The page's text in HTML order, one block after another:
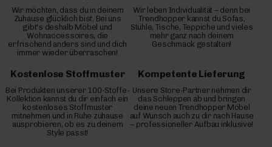
Wir möchten, dass du in deinem
Zuhause glücklich bist. Bei uns
gibt's deshalb Möbel und
Wohnaccessoires, die
erfrischend anders sind und dich
immer wieder überraschen!
Wir leben Individualität – denn bei
Trendhopper kannst du Sofas,
Stühle, Tische, Teppiche und vieles
mehr ganz nach deinem
Geschmack gestalten!
Kostenlose Stoffmuster
Bei Produkten unserer 100-Stoffe-
Kollektion kannst du dir einfach ein
kostenloses Stoffmuster
mitnehmen und in Ruhe zuhause
ausprobieren, ob es zu deinem
Style passt!
Kompetente Lieferung
Unsere Store-Partner nehmen dir
das Schleppen ab und bringen
deine neuen Trendhopper Möbel
auf Wunsch auch zu dir nach Hause
– professioneller Aufbau inklusive!